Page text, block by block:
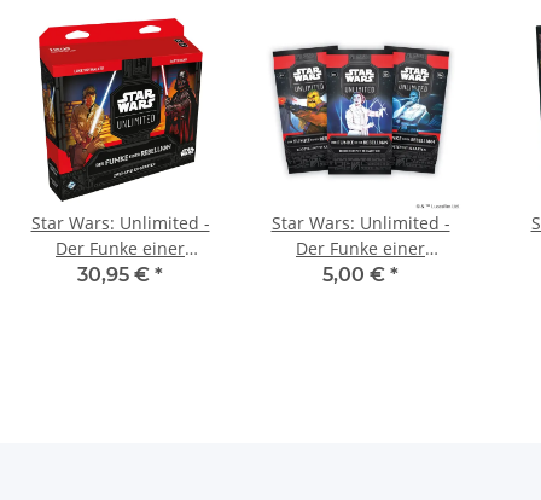
Star Wars: Unlimited -
Der Funke einer
Rebellion (Zwei-Spieler-
30,95 € *
Star Wars: Unlimited -
Der Funke einer
Rebellion - 1 Booster-
5,00 € *